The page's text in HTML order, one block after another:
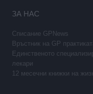
ЗА НАС
Списание GPNews
Връстник на GP
Единственото
лекари
12 месечни книжки на